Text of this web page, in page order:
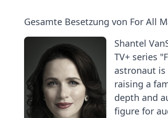
Gesamte Besetzung von For All
Shantel
TV+ series
astronaut
raising a
depth and
figure for